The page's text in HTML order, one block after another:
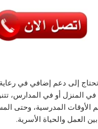
تحتاج إلى دعم إضافي في
في المنزل أو في المدارس،
الأوقات المدرسية، وحتى
العمل والحياة الأسرية.